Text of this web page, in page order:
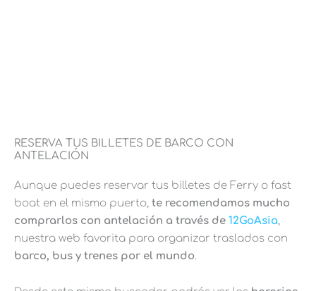
RESERVA TUS BILLETES DE BARCO CON
ANTELACIÓN
Aunque puedes reservar tus billetes de Ferry o fast
boat en el mismo puerto, te recomendamos mucho
comprarlos con antelación a través de 12GoAsia,
nuestra web favorita para organizar traslados con
barco, bus y trenes por el mundo.